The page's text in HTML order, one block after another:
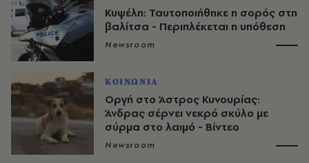
Κυψέλη: Ταυτοποιήθηκε η σορός στη
βαλίτσα - Περιπλέκεται η υπόθεση
Newsroom
ΚΟΙΝΩΝΙΑ
Οργή στο Άστρος Κυνουρίας:
Άνδρας σέρνει νεκρό σκύλο με
σύρμα στο λαιμό - Βίντεο
Newsroom